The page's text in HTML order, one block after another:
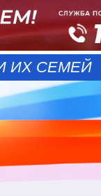
ИХ СЕМЕЙ